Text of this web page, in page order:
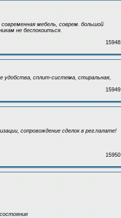
мебель, соврем. большой
не беспокоиться.
15948
удобства, сплит-система, стиральная,
15949
сопровождение сделок в рег.палате!
15950